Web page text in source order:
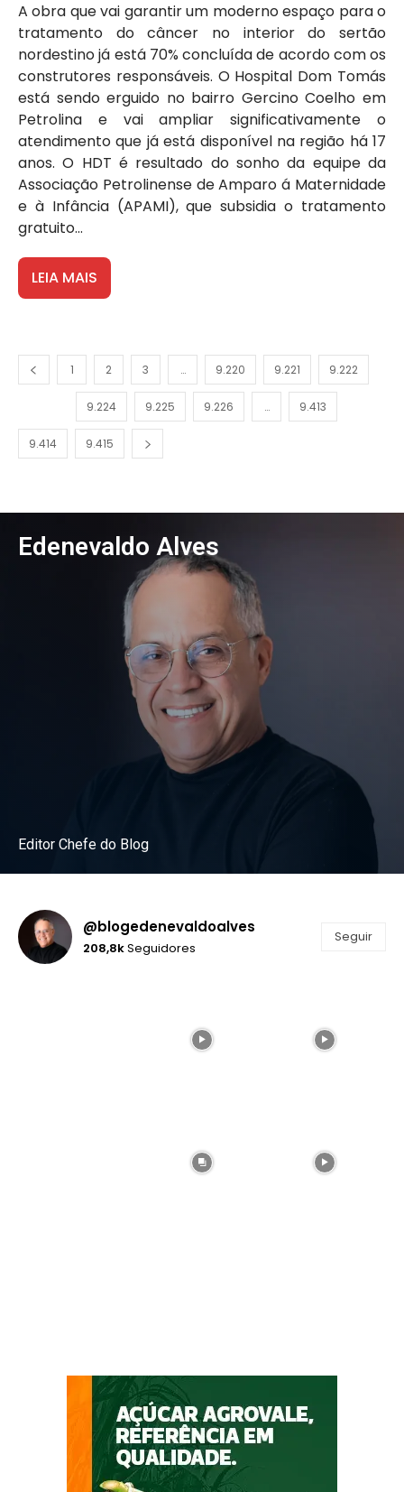
A obra que vai garantir um moderno espaço para o
tratamento do câncer no interior do sertão
nordestino já está 70% concluída de acordo com os
construtores responsáveis. O Hospital Dom Tomás
está sendo erguido no bairro Gercino Coelho em
Petrolina e vai ampliar significativamente o
atendimento que já está disponível na região há 17
anos. O HDT é resultado do sonho da equipe da
Associação Petrolinense de Amparo á Maternidade
e à Infância (APAMI), que subsidia o tratamento
gratuito...
LEIA MAIS
1 2 3 … 9.220 9.221 9.222
9.224 9.225 9.226 … 9.413
9.414 9.415
Edenevaldo Alves
Editor Chefe do Blog
Instagram
@blogedenevaldoalves
208,8kSeguidores
Seguir